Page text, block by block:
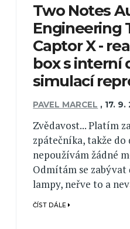
Two Notes
Engineering
Captor X -
box s interní
simulací
PAVEL MARCEL , 17. 9.
Zvědavost... Platím
zpátečníka, takže do
nepoužívám žádné
Odmítám se
lampy, neřve to a
ČÍST DÁLE